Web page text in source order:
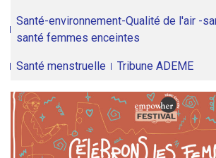
Santé-environnement-Qualité de l'air -
santé femmes enceintes
Santé menstruelle Tribune ADEME